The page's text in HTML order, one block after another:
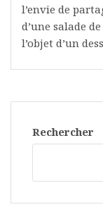
l’envie de
d’une salade
l’objet d’un
Rechercher